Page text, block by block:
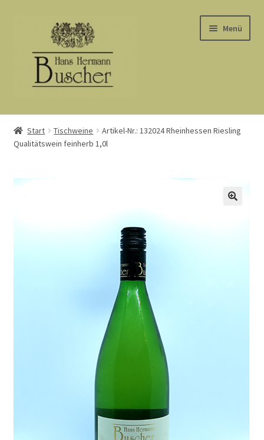
Navigation
springen
springen
Menü
Start
AGB
Barrierefreiheit
Start Tischweine
Artikel-Nr.: 132024 Rheinhessen Riesling
Qualitätswein feinherb 1,0l